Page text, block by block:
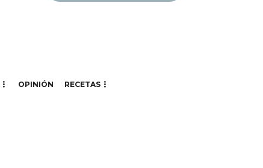
OPINIÓN RECETAS